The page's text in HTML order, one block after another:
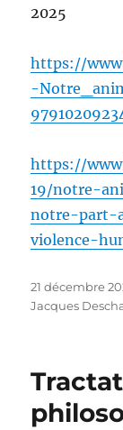
2025
https://
-
https://
19/notre-
notre-part-
violence-
Publié
le
21 décembre
Jacques